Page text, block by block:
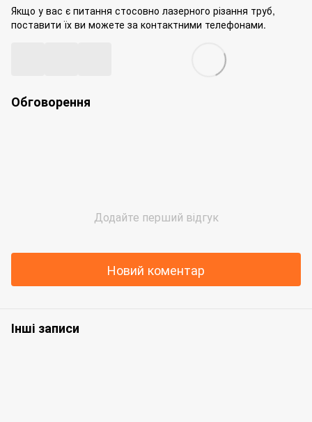
Якщо у вас є питання стосовно лазерного різання труб,
поставити їх ви можете за контактними телефонами.
Обговорення
Додайте перший відгук
Новий коментар
Інші записи